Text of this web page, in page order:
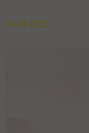
04.08.2022